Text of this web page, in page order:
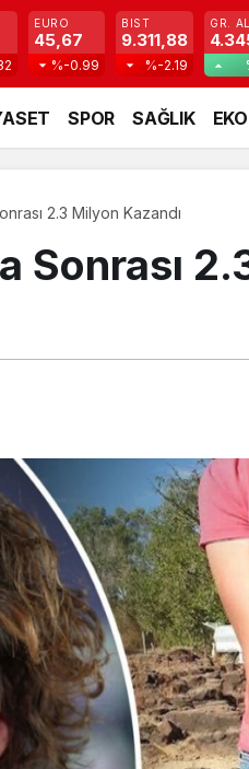
EURO
45,67
%-0.99
BIST
9.311,88
%-2.19
GR.
SPOR SAĞLIK
2.3 Milyon Kazandı
Sonrası